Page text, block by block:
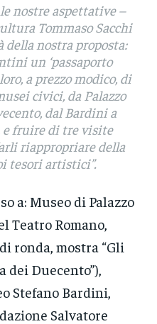
nostre aspettative–
Tommaso Sacchi
della nostra proposta:
un ‘passaporto
a prezzo modico, di
civici, da Palazzo
dal Bardini a
e fruire di tre visite
riappropriare della
tesori artistici”.
a: Museo di Palazzo
Teatro Romano,
ronda, mostra “Gli
Duecento”),
Stefano Bardini,
Salvatore